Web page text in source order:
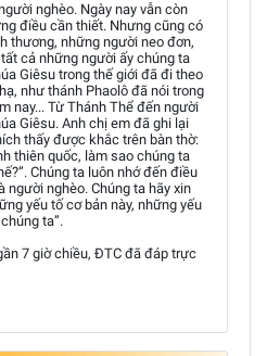
nghèo. Ngày nay vẫn còn
điều cần thiết. Nhưng cũng có
thương, những người neo đơn,
cả những người ấy chúng ta
Giêsu trong thế giới đã đi theo
như thánh Phaolô đã nói trong
nay... Từ Thánh Thể đến người
Giêsu. Anh chị em đã ghi lại
thấy được khắc trên bàn thờ:
thiên quốc, làm sao chúng ta
Chúng ta luôn nhớ đến điều
người nghèo. Chúng ta hãy xin
yếu tố cơ bản này, những yếu
ta”.
7 giờ chiều, ĐTC đã đáp trực